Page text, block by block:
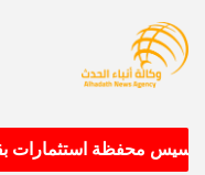
محفظة استثمارات